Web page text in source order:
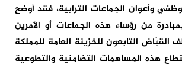
وأعوان الجماعات الترابية، فقد أوضح
من رؤساء هذه الجماعات أو الآمرين
القبّاض التابعون للخزينة العامة للمملكة
هذه المساهمات التضامنية والتطوعية